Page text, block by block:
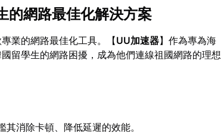
的網路最佳化解決方案
業的網路最佳化工具。【UU加速器】作為專為海
留學生的網路困擾，成為他們連線祖國網路的理想
消除卡頓、降低延遲的效能。